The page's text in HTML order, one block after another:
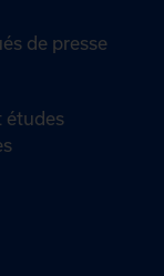
de presse
études